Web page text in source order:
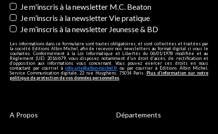
Je m'inscris à la newsletter M.C. Beaton
Je m’inscris à la newsletter Vie pratique
Je m’inscris à la newsletter Jeunesse & BD
Les informations dans ce formulaire sont toutes obligatoires, et sont collectées et traitées par
la société Editions Albin Michel, afin de recevoir nos newsletters au format digital si vous le
souhaitez. Conformément à la Loi Informatique et Libertés du 06/01/1978 modifiée et au
Règlement (UE) 2016/679, vous disposez notamment d'un droit d'accès, de rectification et
d’opposition aux informations vous concernant. Vous pouvez exercer ces droits en nous
contactant par courriel à info-site@albin-michel.fr ou par courrier à Editions Albin Michel,
Service Communication digitale, 22 rue Huyghens, 75014 Paris. Plus d’information sur notre
politique de protection de vos données personnelles
A Propos Départements